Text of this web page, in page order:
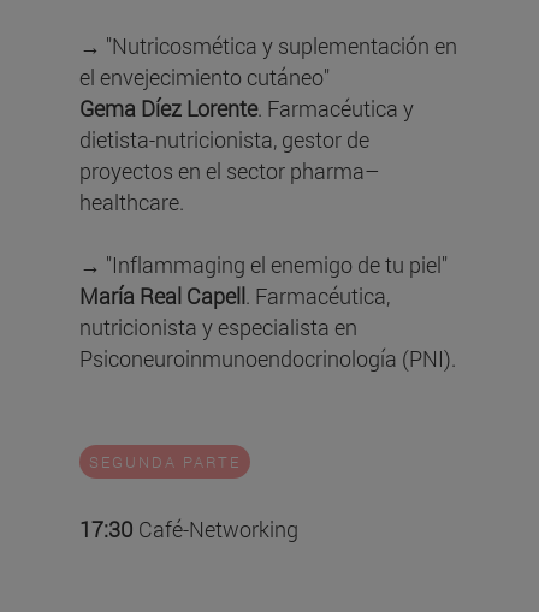
→ "Nutricosmética y suplementación en
el envejecimiento cutáneo"
Gema Díez Lorente. Farmacéutica y
dietista-nutricionista, gestor de
proyectos en el sector pharma–
healthcare.
→ "Inflammaging el enemigo de tu piel"
María Real Capell. Farmacéutica,
nutricionista y especialista en
Psiconeuroinmunoendocrinología (PNI).
SEGUNDA PARTE
17:30 Café-Networking